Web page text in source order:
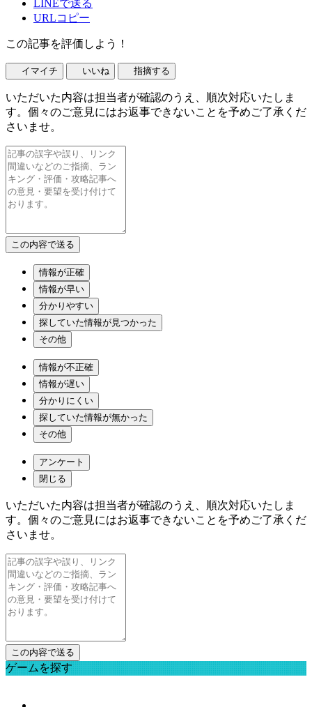
LINEで送る
URLコピー
この記事を評価しよう！
イマイチ いいね 指摘する
いただいた内容は担当者が確認のうえ、順次対応いたしま
す。個々のご意見にはお返事できないことを予めご了承くだ
さいませ。
情報が正確
情報が早い
分かりやすい
探していた情報が見つかった
その他
情報が不正確
情報が遅い
分かりにくい
探していた情報が無かった
その他
アンケート
閉じる
いただいた内容は担当者が確認のうえ、順次対応いたしま
す。個々のご意見にはお返事できないことを予めご了承くだ
さいませ。
ゲームを探す